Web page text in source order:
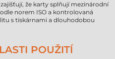
že karty splňují mezinárodní
norem ISO a kontrolovaná
s tiskárnami a dlouhodobou
POUŽITÍ